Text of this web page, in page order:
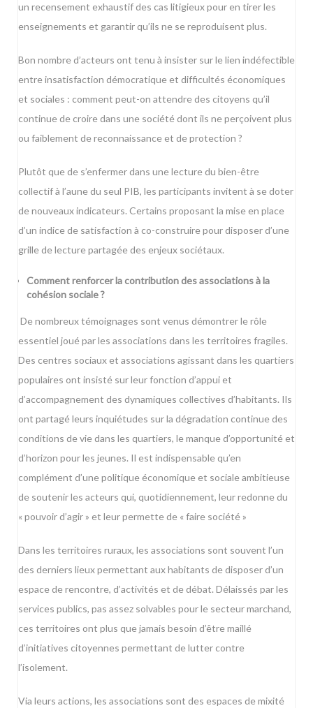
un recensement exhaustif des cas litigieux pour en tirer les
enseignements et garantir qu’ils ne se reproduisent plus.
Bon nombre d’acteurs ont tenu à insister sur le lien indéfectible
entre insatisfaction démocratique et difficultés économiques
et sociales : comment peut-on attendre des citoyens qu’il
continue de croire dans une société dont ils ne perçoivent plus
ou faiblement de reconnaissance et de protection ?
Plutôt que de s’enfermer dans une lecture du bien-être
collectif à l’aune du seul PIB, les participants invitent à se doter
de nouveaux indicateurs. Certains proposant la mise en place
d’un indice de satisfaction à co-construire pour disposer d’une
grille de lecture partagée des enjeux sociétaux.
Comment renforcer la contribution des associations à la
cohésion sociale ?
De nombreux témoignages sont venus démontrer le rôle
essentiel joué par les associations dans les territoires fragiles.
Des centres sociaux et associations agissant dans les quartiers
populaires ont insisté sur leur fonction d’appui et
d’accompagnement des dynamiques collectives d’habitants. Ils
ont partagé leurs inquiétudes sur la dégradation continue des
conditions de vie dans les quartiers, le manque d’opportunité et
d’horizon pour les jeunes. Il est indispensable qu’en
complément d’une politique économique et sociale ambitieuse
de soutenir les acteurs qui, quotidiennement, leur redonne du
« pouvoir d’agir » et leur permette de « faire société »
Dans les territoires ruraux, les associations sont souvent l’un
des derniers lieux permettant aux habitants de disposer d’un
espace de rencontre, d’activités et de débat. Délaissés par les
services publics, pas assez solvables pour le secteur marchand,
ces territoires ont plus que jamais besoin d’être maillé
d’initiatives citoyennes permettant de lutter contre
l’isolement.
Via leurs actions, les associations sont des espaces de mixité